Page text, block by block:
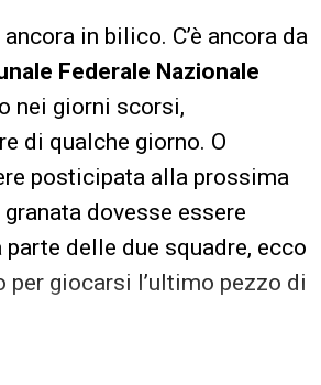
in bilico. C’è ancora da
Federale Nazionale
nei giorni scorsi,
di qualche giorno. O
posticipata alla prossima
dovesse essere
delle due squadre, ecco
per giocarsi l’ultimo pezzo di